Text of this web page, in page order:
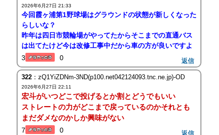
2026年6月27日 21:33
今回霞ヶ浦第1野球場はグラウンドの状態が新しくなった
らしいな？
昨年は四日市競輪場がやってたからそこまでの直通バス
は出てたけど今は改修工事中だから車の方が良いですよ
3
0 返信
322：zQ1YiZDNm-3ND(p100.net042124093.tnc.ne.jp)-OD
2026年6月27日 22:11
宏斗がいつどこで投げるとか割とどうでもいい
ストレートの力がどこまで戻っているのかそれとも
まだダメなのかしか興味がない
7 0 返信